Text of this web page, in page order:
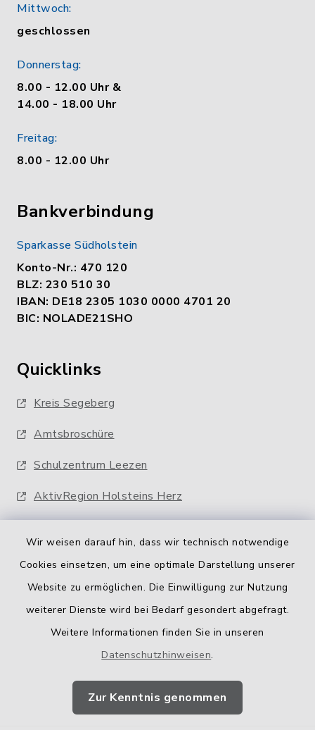
Wir weisen darauf hin, dass wir technisch notwendige
Cookies einsetzen, um eine optimale Darstellung unserer
Website zu ermöglichen. Die Einwilligung zur Nutzung
weiterer Dienste wird bei Bedarf gesondert abgefragt.
Weitere Informationen finden Sie in unseren
Datenschutzhinweisen.
Zur Kenntnis genommen
Mittwoch:
geschlossen
Donnerstag:
8.00 - 12.00 Uhr &
14.00 - 18.00 Uhr
Freitag:
8.00 - 12.00 Uhr
Bankverbindung
Sparkasse Südholstein
Konto-Nr.: 470 120
BLZ: 230 510 30
IBAN: DE18 2305 1030 0000 4701 20
BIC: NOLADE21SHO
Quicklinks
Kreis Segeberg
Amtsbroschüre
Schulzentrum Leezen
AktivRegion Holsteins Herz
Barrierefreiheit
Impressum